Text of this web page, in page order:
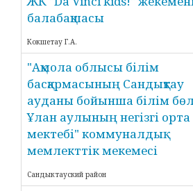
балабақшасы
Кокшетау Г.А.
"Ақмола облысы білім
басқармасының Сандықтау
ауданы бойынша білім
Ұлан аулының негізгі орта
мектебі" коммуналдық
мемлекттік мекемесі
Сандыктауский район